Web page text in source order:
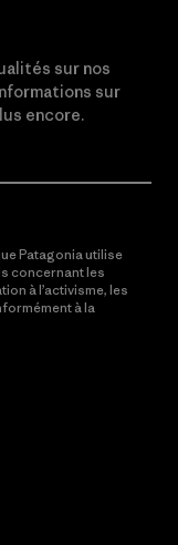
sur nos
sur
encore.
Patagonia utilise
concernant les
à l’activisme, les
à la